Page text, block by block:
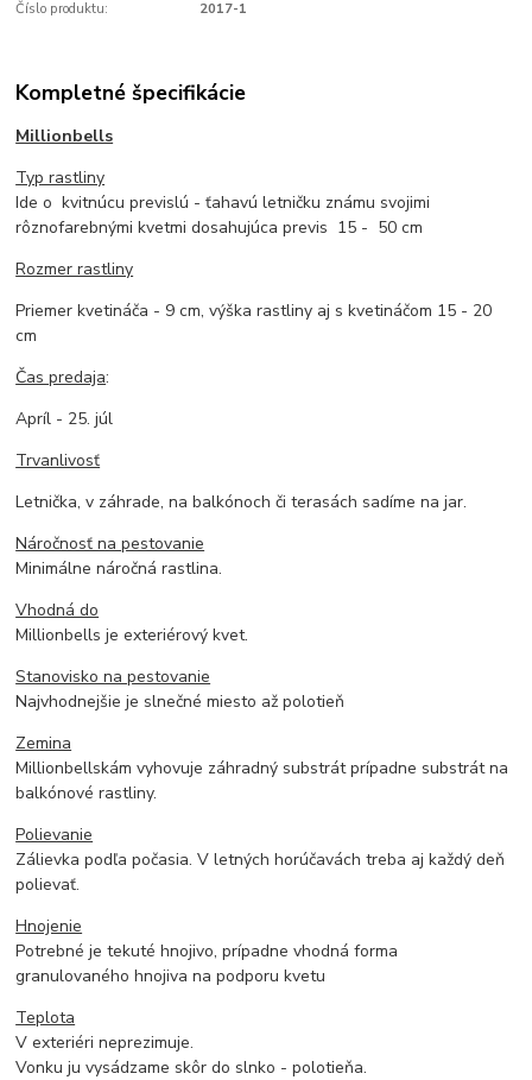
Číslo produktu: 2017-1
Kompletné špecifikácie
Millionbells
Typ rastliny
Ide o kvitnúcu previslú - ťahavú letničku známu svojimi
rôznofarebnými kvetmi dosahujúca previs 15 - 50 cm
Rozmer rastliny
Priemer kvetináča - 9 cm, výška rastliny aj s kvetináčom 15 - 20
cm
Čas predaja:
Apríl - 25. júl
Trvanlivosť
Letnička, v záhrade, na balkónoch či terasách sadíme na jar.
Náročnosť na pestovanie
Minimálne náročná rastlina.
Vhodná do
Millionbells je exteriérový kvet.
Stanovisko na pestovanie
Najvhodnejšie je slnečné miesto až polotieň
Zemina
Millionbellskám vyhovuje záhradný substrát prípadne substrát na
balkónové rastliny.
Polievanie
Zálievka podľa počasia. V letných horúčavách treba aj každý deň
polievať.
Hnojenie
Potrebné je tekuté hnojivo, prípadne vhodná forma
granulovaného hnojiva na podporu kvetu
Teplota
V exteriéri neprezimuje.
Vonku ju vysádzame skôr do slnko - polotieňa.